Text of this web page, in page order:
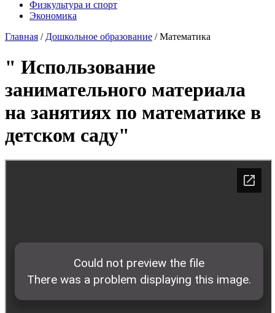
Физкультура и спорт
Экономика
Главная / Дошкольное образование /Математика
" Использование
занимательного материала
на занятиях по математике в
детском саду"